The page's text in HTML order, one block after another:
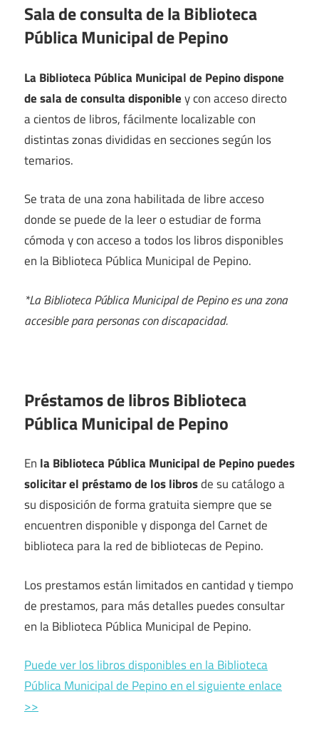
Sala de consulta de la Biblioteca
Pública Municipal de Pepino
La Biblioteca Pública Municipal de Pepino dispone
de sala de consulta disponibley con acceso directo
a cientos de libros, fácilmente localizable con
distintas zonas divididas en secciones según los
temarios.
Se trata de una zona habilitada de libre acceso
donde se puede de la leer o estudiar de forma
cómoda y con acceso a todos los libros disponibles
en la Biblioteca Pública Municipal de Pepino.
*La Biblioteca Pública Municipal de Pepino es una zona
accesible para personas con discapacidad.
Préstamos de libros Biblioteca
Pública Municipal de Pepino
En la Biblioteca Pública Municipal de Pepino puedes
solicitar el préstamo de los librosde su catálogo a
su disposición de forma gratuita siempre que se
encuentren disponible y disponga del Carnet de
biblioteca para la red de bibliotecas de Pepino.
Los prestamos están limitados en cantidad y tiempo
de prestamos, para más detalles puedes consultar
en la Biblioteca Pública Municipal de Pepino.
Puede ver los libros disponibles en la Biblioteca
Pública Municipal de Pepino en el siguiente enlace
>>